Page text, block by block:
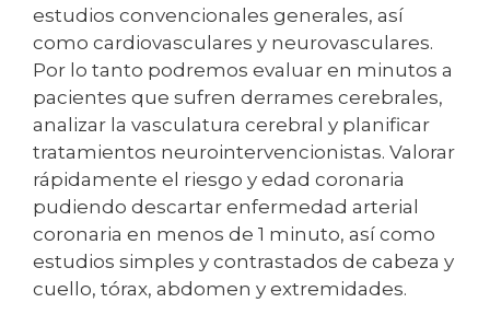
estudios convencionales generales, así
como cardiovasculares y neurovasculares.
Por lo tanto podremos evaluar en minutos a
pacientes que sufren derrames cerebrales,
analizar la vasculatura cerebral y planificar
tratamientos neurointervencionistas. Valorar
rápidamente el riesgo y edad coronaria
pudiendo descartar enfermedad arterial
coronaria en menos de 1 minuto, así como
estudios simples y contrastados de cabeza y
cuello, tórax, abdomen y extremidades.